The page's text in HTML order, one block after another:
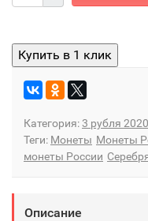
Категория:3 рубля
Теги: Монеты Монеты
монеты России
Описание